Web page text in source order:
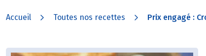
Accueil Toutes nos recettes Prix engagé :